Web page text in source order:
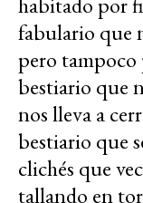
fabulario que
pero tampoco
bestiario que
nos lleva a
bestiario que
clichés que
tallando en